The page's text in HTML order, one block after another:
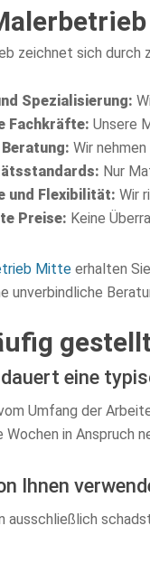
zeichnet sich durch
Spezialisierung:
Fachkräfte: Unsere
Wir
Nur
und Flexibilität: Wir
Preise: Keine
Mitte erhalten
unverbindliche
dauert eine
Umfang der
in Anspruch
Ihnen
ausschließlich